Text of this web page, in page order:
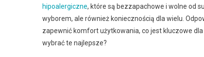
hipoalergiczne, które są bezzapachowe i wolne od
wyborem, ale również koniecznością dla wielu.
zapewnić komfort użytkowania, co jest kluczowe
wybrać te najlepsze?